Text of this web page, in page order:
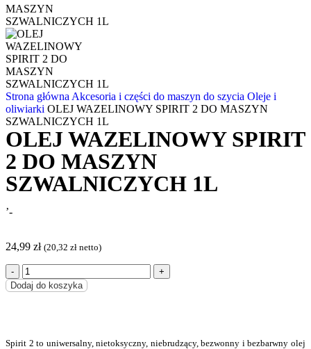
Strona główna Akcesoria i części do maszyn do szycia Oleje i
oliwiarki OLEJ WAZELINOWY SPIRIT 2 DO MASZYN
SZWALNICZYCH 1L
OLEJ WAZELINOWY SPIRIT
2 DO MASZYN
SZWALNICZYCH 1L
’-
24,99 zł (20,32 zł netto)
Dodaj do koszyka
Spirit 2 to uniwersalny, nietoksyczny, niebrudzący, bezwonny i bezbarwny olej